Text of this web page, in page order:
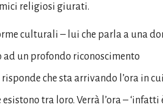
religiosi giurati.
culturali – lui che parla a una
ad un profondo riconoscimento
che sta arrivando l’ora in
tra loro. Verrà l’ora – ‘infatti